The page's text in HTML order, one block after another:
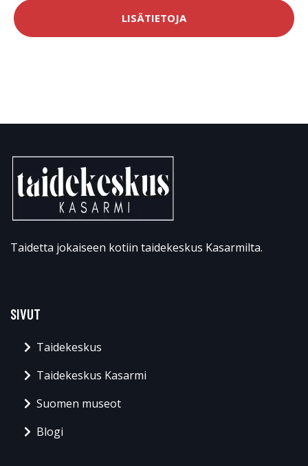
LISÄTIETOJA
Taidetta jokaiseen kotiin taidekeskus Kasarmilta.
SIVUT
Taidekeskus
Taidekeskus Kasarmi
Suomen museot
Blogi